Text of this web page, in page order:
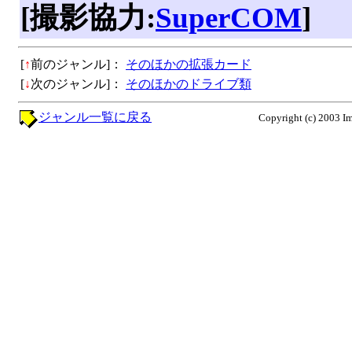
[撮影協力:SuperCOM]
[↑前のジャンル]：
そのほかの拡張カード
[↓次のジャンル]： そのほかのドライブ類
Copyright (c) 2003
ジャンル一覧に戻る